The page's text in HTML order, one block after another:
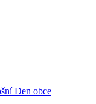
Den obce